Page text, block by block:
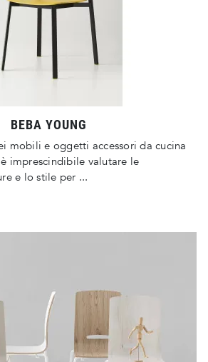
BEBA YOUNG
mobili e oggetti accessori da cucina
imprescindibile valutare le
e lo stile per ...